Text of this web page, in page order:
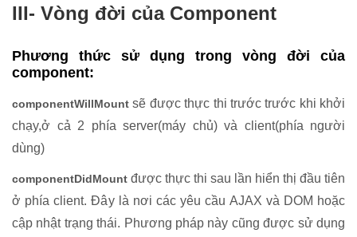
III- Vòng đời của Component
Phương thức sử dụng trong vòng đời của
component:
componentWillMountsẽ được thực thi trước trước khi khởi
chạy,ở cả 2 phía server(máy chủ) và client(phía người
dùng)
componentDidMount được thực thi sau lần hiển thị đầu tiên
ở phía client. Đây là nơi các yêu cầu AJAX và DOM hoặc
cập nhật trạng thái. Phương pháp này cũng được sử dụng